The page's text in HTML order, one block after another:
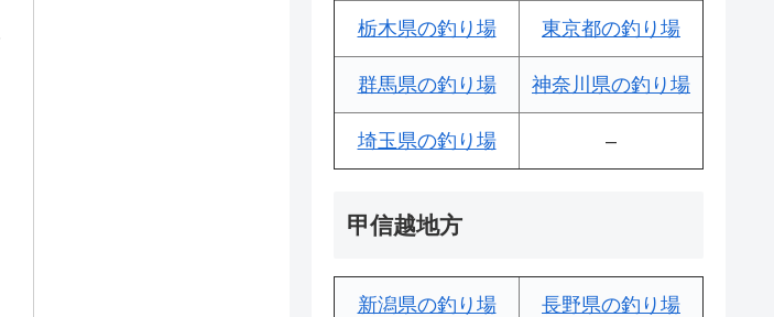
栃木県の釣り場 東京都の釣り場
群馬県の釣り場 神奈川県の釣り場
埼玉県の釣り場 –
甲信越地方
新潟県の釣り場 長野県の釣り場